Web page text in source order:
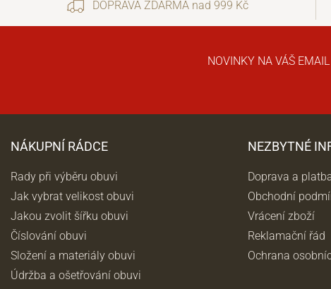
DOPRAVA ZDARMA nad 999 Kč
NOVINKY NA VÁŠ EMAIL
NÁKUPNÍ RÁDCE
Rady při výběru obuvi
Jak vybrat velikost obuvi
Jakou zvolit šířku obuvi
Číslování obuvi
Složení a materiály obuvi
Údržba a ošetřování obuvi
NEZBYTNÉ
Doprava a
Obchodní
Vrácení zboží
Reklamační řád
Ochrana